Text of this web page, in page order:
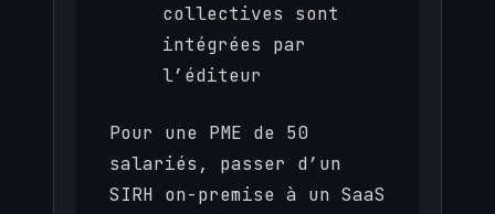
collectives sont
intégrées par
l’éditeur
Pour une PME de 50
salariés, passer d’un
SIRH on-premise à un SaaS